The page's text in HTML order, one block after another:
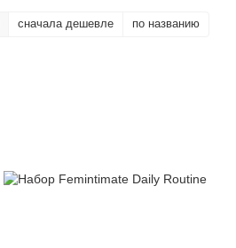
сначала дешевле по названию